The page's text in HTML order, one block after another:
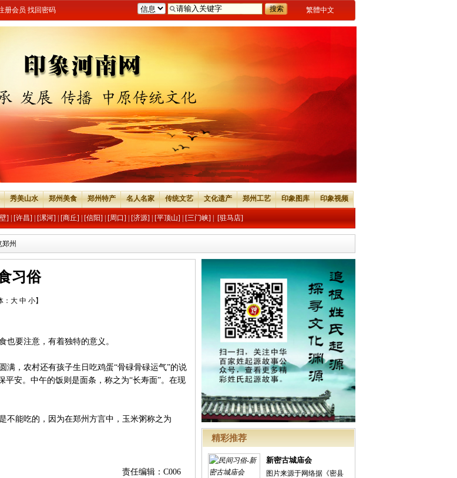
繁體中文
册会员 找回密码
秀美山水 郑州美食 郑州特产 名人名家 传统文艺 文化遗产 郑州工艺 印象图库 印象视频
] [许昌] [漯河] [商丘] [信阳] [周口] [济源] [平顶山] [三门峡] [驻马店]
郑州
精彩推荐
新密古城庙会
图片来源于网络据《密县
习俗
： 大 中 小】
要注意，有着独特的意义。
，农村还有孩子生日吃鸡蛋“骨碌骨碌运气”的说
安。中午的饭则是面条，称之为“长寿面”。在现
能吃的，因为在郑州方言中，玉米粥称之为
责任编辑：C006